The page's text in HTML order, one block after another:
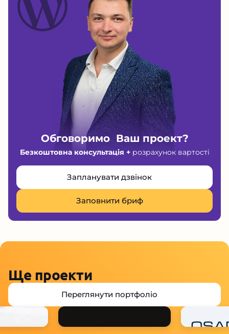
Обговоримо Ваш проект?
Безкоштовна консультація +розрахунок вартості
Запланувати дзвінок
Заповнити бриф
Ще проекти
Переглянути портфоліо